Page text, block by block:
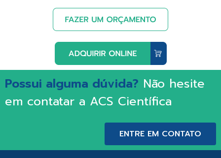
Possui alguma dúvida? Não hesite
em contatar a ACS Científica
ENTRE EM CONTATO